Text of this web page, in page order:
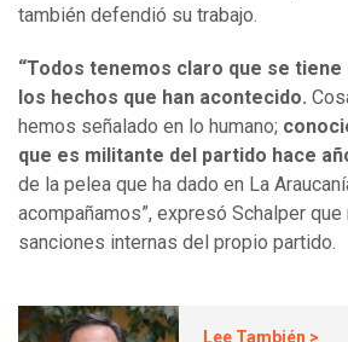
también defendió su trabajo.
“Todos tenemos claro que se
los hechos que han acontecido.
hemos señalado en lo humano;
que es militante del partido hace
de la pelea que ha dado en La
acompañamos”, expresó Schalper
sanciones internas del propio partido.
Lee También >